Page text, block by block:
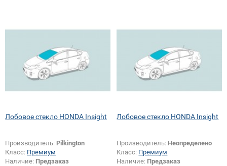
Лобовое стекло HONDA Insight
Производитель: Pilkington
Класс: Премиум
Наличие: Предзаказ
Лобовое стекло HONDA Insight
Производитель: Неопределено
Класс: Премиум
Наличие: Предзаказ